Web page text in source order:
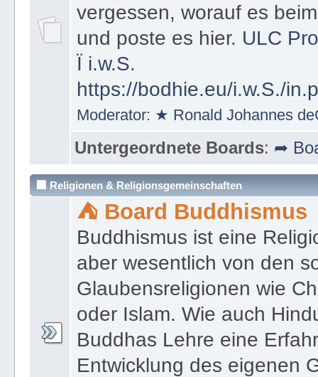
vergessen, worauf es
und poste es hier. ULC
Ï i.w.S.
https://bodhie.eu/i.w.S./
Moderator: ★ Ronald Johannes
Untergeordnete Boards: ➦
🏢 Religionen & Religionsgemeinschaften
⛺ Board Buddhismus
Buddhismus ist eine
aber wesentlich von den
Glaubensreligionen wie
oder Islam. Wie auch
Buddhas Lehre eine
Entwicklung des eigenen